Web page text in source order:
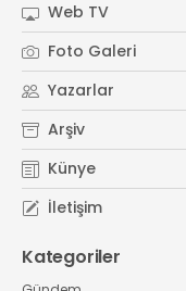
Web TV
Foto Galeri
Yazarlar
Arşiv
Künye
İletişim
Kategoriler